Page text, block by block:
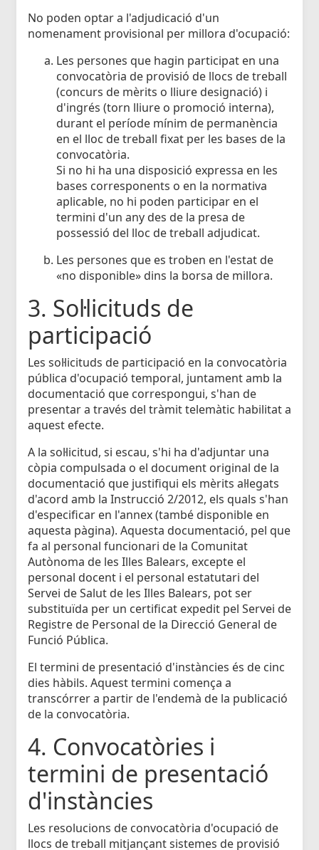
No poden optar a l'adjudicació d'un
nomenament provisional per millora d'ocupació:
Les persones que hagin participat en una
convocatòria de provisió de llocs de treball
(concurs de mèrits o lliure designació) i
d'ingrés (torn lliure o promoció interna),
durant el període mínim de permanència
en el lloc de treball fixat per les bases de la
convocatòria.
Si no hi ha una disposició expressa en les
bases corresponents o en la normativa
aplicable, no hi poden participar en el
termini d'un any des de la presa de
possessió del lloc de treball adjudicat.
Les persones que es troben en l'estat de
«no disponible» dins la borsa de millora.
3. Sol·licituds de
participació
Les sol·licituds de participació en la convocatòria
pública d'ocupació temporal, juntament amb la
documentació que correspongui, s'han de
presentar a través del tràmit telemàtic habilitat a
aquest efecte.
A la sol·licitud, si escau, s'hi ha d'adjuntar una
còpia compulsada o el document original de la
documentació que justifiqui els mèrits al·legats
d'acord amb la Instrucció 2/2012, els quals s'han
d'especificar en l'annex (també disponible en
aquesta pàgina). Aquesta documentació, pel que
fa al personal funcionari de la Comunitat
Autònoma de les Illes Balears, excepte el
personal docent i el personal estatutari del
Servei de Salut de les Illes Balears, pot ser
substituïda per un certificat expedit pel Servei de
Registre de Personal de la Direcció General de
Funció Pública.
El termini de presentació d'instàncies és de cinc
dies hàbils. Aquest termini comença a
transcórrer a partir de l'endemà de la publicació
de la convocatòria.
4. Convocatòries i
termini de presentació
d'instàncies
Les resolucions de convocatòria d'ocupació de
llocs de treball mitjançant sistemes de provisió